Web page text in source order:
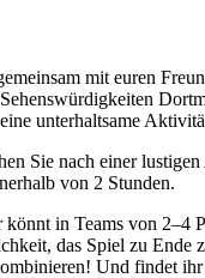
mit euren
unterhaltsame
Sie nach einer
von 2 Stunden.
in Teams von
das Spiel zu
Und findet